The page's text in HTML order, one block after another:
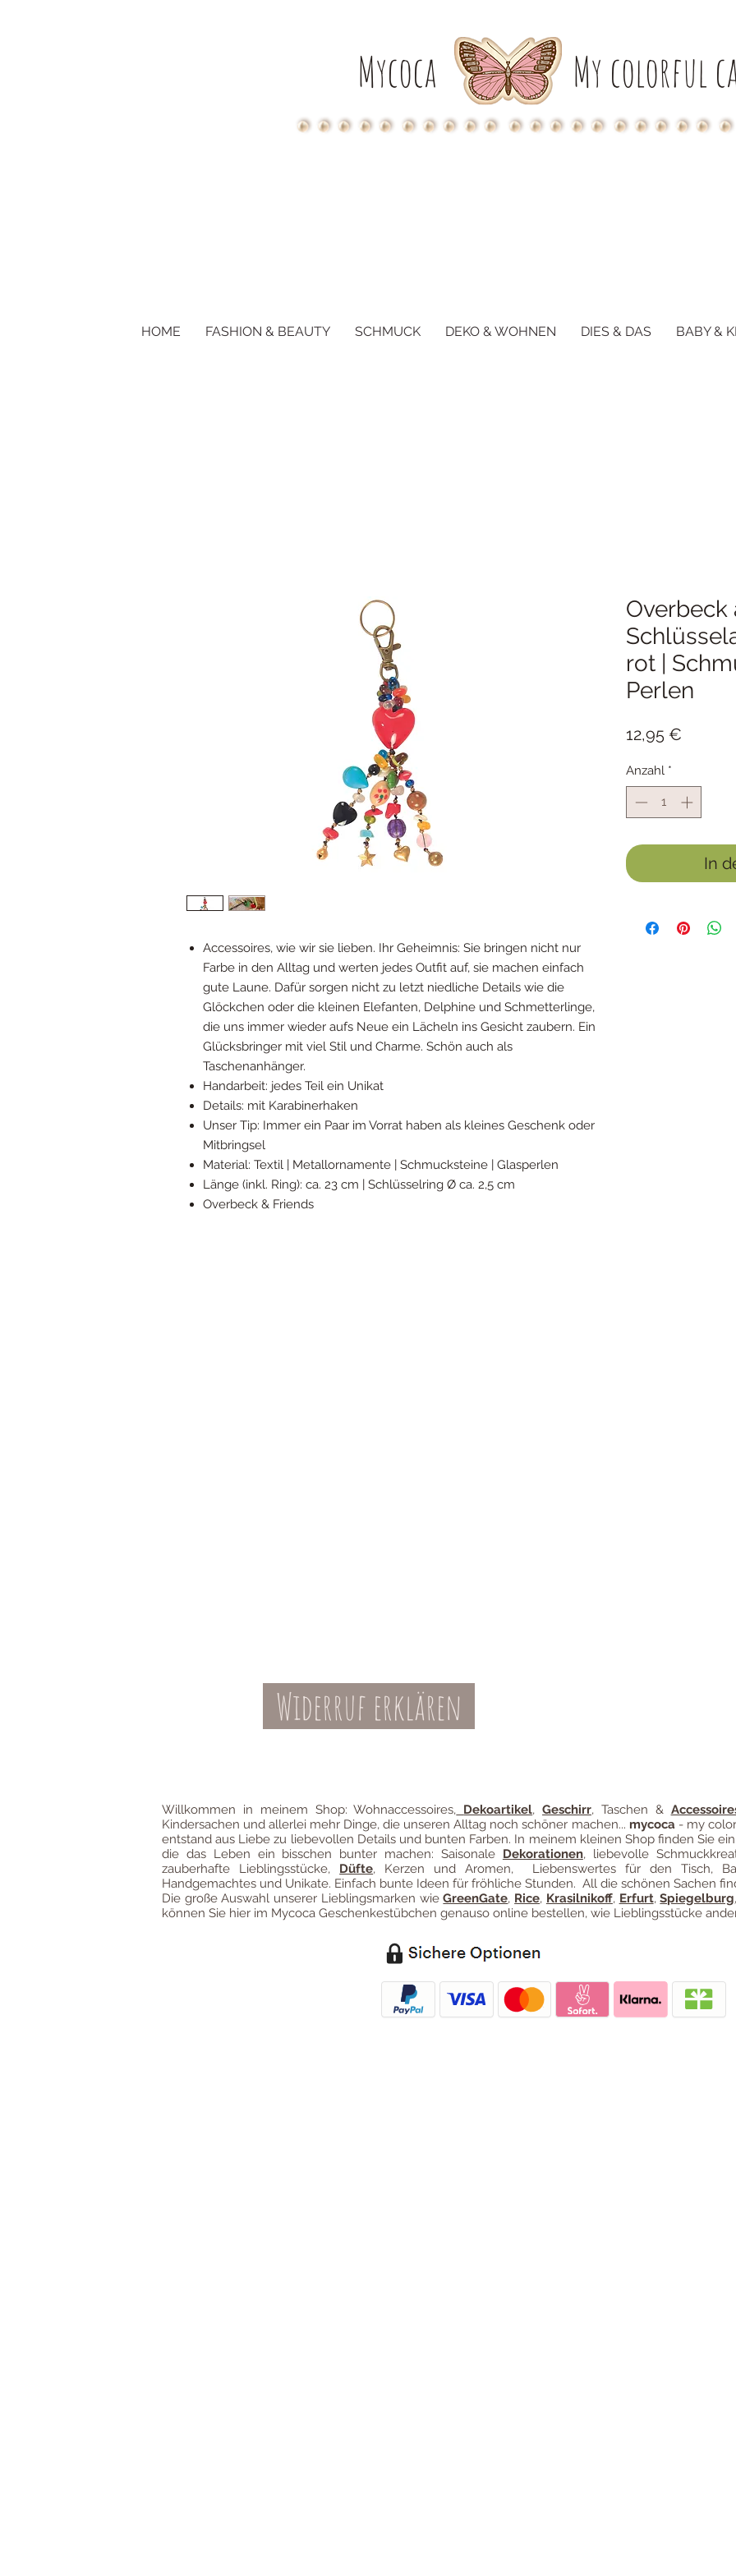
Mycoca My colorful
HOME FASHION & BEAUTY SCHMUCK DEKO & WOHNEN DIES & DAS BABY &
Accessoires, wie wir sie lieben. Ihr Geheimnis: Sie bringen nicht nur
Farbe in den Alltag und werten jedes Outfit auf, sie machen einfach
gute Laune. Dafür sorgen nicht zu letzt niedliche Details wie die
Glöckchen oder die kleinen Elefanten, Delphine und Schmetterlinge,
die uns immer wieder aufs Neue ein Lächeln ins Gesicht zaubern. Ein
Glücksbringer mit viel Stil und Charme. Schön auch als
Taschenanhänger.
Handarbeit: jedes Teil ein Unikat
Details: mit Karabinerhaken
Unser Tip: Immer ein Paar im Vorrat haben als kleines Geschenk oder
Mitbringsel
Material: Textil | Metallornamente | Schmucksteine | Glasperlen
Länge (inkl. Ring): ca. 23 cm | Schlüsselring Ø ca. 2,5 cm
Overbeck & Friends
Overbeck
rot |
Perlen
12,95 €
Anzahl *
In
Widerruf erklären
Willkommen in meinem Shop: Wohnaccessoires, Dekoartikel,Geschirr, Taschen &
Kindersachen und allerlei mehr Dinge, die unseren Alltag noch schöner machen... mycoca - my
entstand aus Liebe zu liebevollen Details und bunten Farben. In meinem kleinen Shop finden Sie
die das Leben ein bisschen bunter machen: Saisonale Dekorationen, liebevolle
zauberhafte Lieblingsstücke, Düfte, Kerzen und Aromen, Liebenswertes für den Tisch,
Handgemachtes und Unikate. Einfach bunte Ideen für fröhliche Stunden. All die schönen Sachen
Die große Auswahl unserer Lieblingsmarken wieGreenGate, Rice, Krasilnikoff, Erfurt,Spiegelburg,
können Sie hier im Mycoca Geschenkestübchen genauso online bestellen, wie Lieblingsstücke